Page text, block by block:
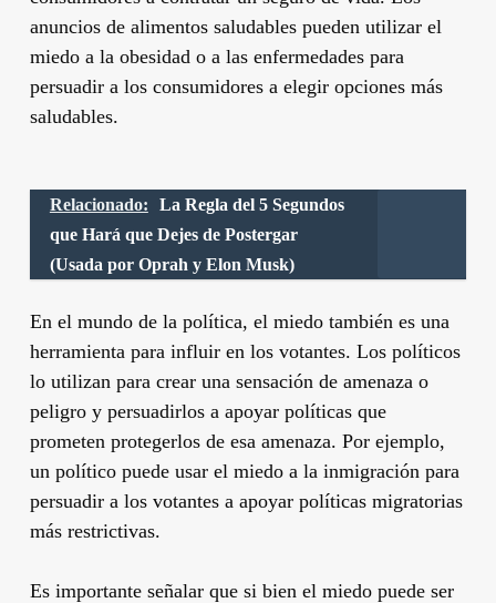
anuncios de alimentos saludables pueden utilizar el
miedo a la obesidad o a las enfermedades para
persuadir a los consumidores a elegir opciones más
saludables.
Relacionado:
La Regla del 5 Segundos
que Hará que Dejes de Postergar
(Usada por Oprah y Elon Musk)
En el mundo de la política, el miedo también es una
herramienta para influir en los votantes. Los políticos
lo utilizan para crear una sensación de amenaza o
peligro y persuadirlos a apoyar políticas que
prometen protegerlos de esa amenaza. Por ejemplo,
un político puede usar el miedo a la inmigración para
persuadir a los votantes a apoyar políticas migratorias
más restrictivas.
Es importante señalar que si bien el miedo puede ser